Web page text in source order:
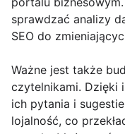
sprawdzać analizy
SEO do
Ważne jest także
czytelnikami. Dzięki
ich pytania i
lojalność, co